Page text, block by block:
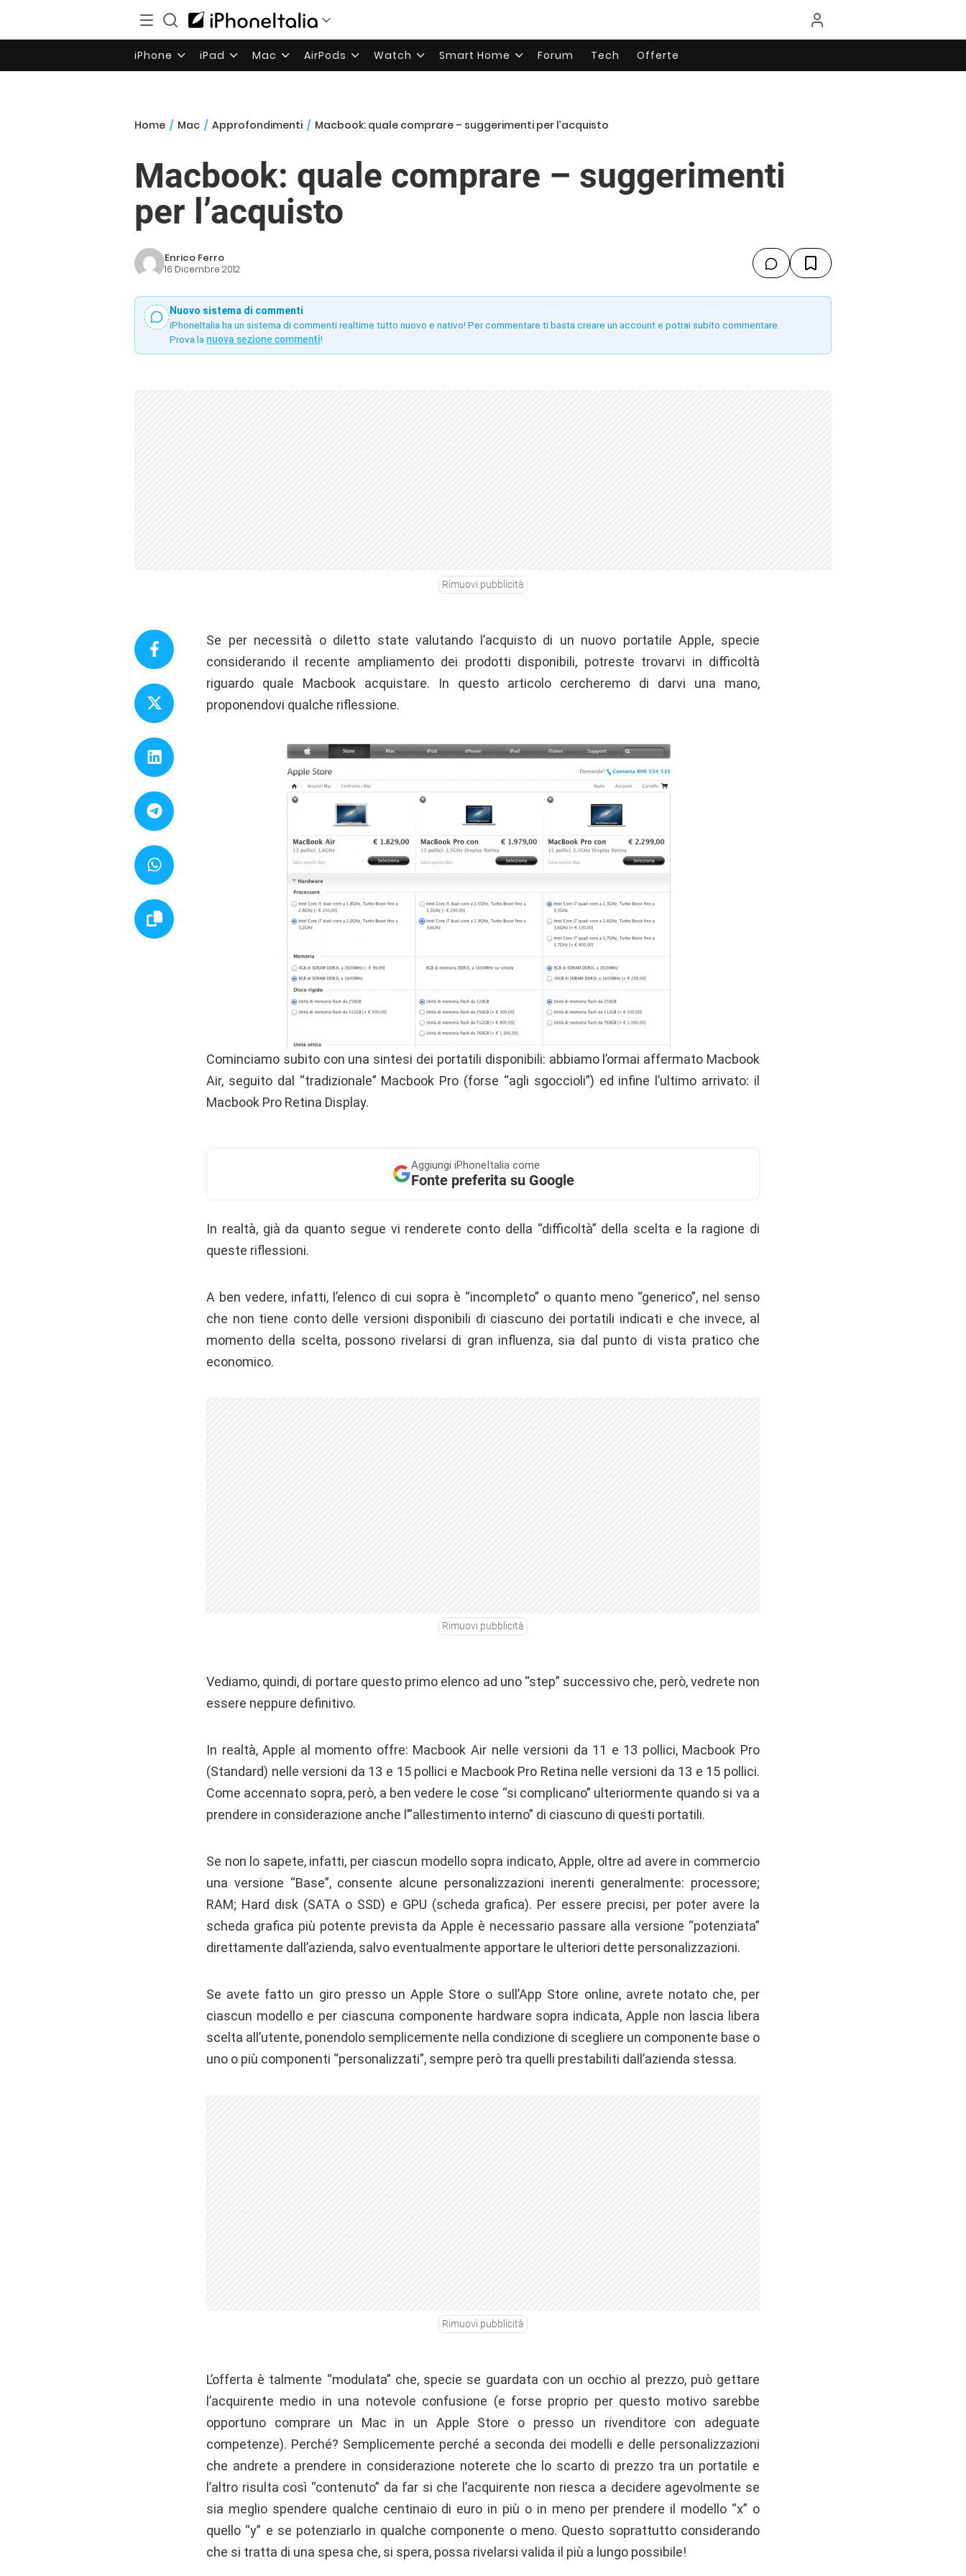
iPhone iPad Mac AirPods Watch Smart Home Forum Tech Offerte
Home / Mac / Approfondimenti / Macbook: quale comprare – suggerimenti per l’acquisto
Macbook: quale comprare – suggerimenti
per l’acquisto
Enrico Ferro
16 Dicembre 2012
Nuovo sistema di commenti
iPhoneItalia ha un sistema di commenti realtime tutto nuovo e nativo! Per commentare ti basta creare un account e potrai subito commentare.
Prova la nuova sezione commenti!
Rimuovi pubblicità
Se per necessità o diletto state valutando l’acquisto di un nuovo portatile Apple, specie
considerando il recente ampliamento dei prodotti disponibili, potreste trovarvi in difficoltà
riguardo quale Macbook acquistare. In questo articolo cercheremo di darvi una mano,
proponendovi qualche riflessione.
Cominciamo subito con una sintesi dei portatili disponibili: abbiamo l’ormai affermato Macbook
Air, seguito dal “tradizionale” Macbook Pro (forse “agli sgoccioli”) ed infine l’ultimo arrivato: il
Macbook Pro Retina Display.
Aggiungi iPhoneItalia come
Fonte preferita su Google
In realtà, già da quanto segue vi renderete conto della “difficoltà” della scelta e la ragione di
queste riflessioni.
A ben vedere, infatti, l’elenco di cui sopra è “incompleto” o quanto meno “generico”, nel senso
che non tiene conto delle versioni disponibili di ciascuno dei portatili indicati e che invece, al
momento della scelta, possono rivelarsi di gran influenza, sia dal punto di vista pratico che
economico.
Rimuovi pubblicità
Vediamo, quindi, di portare questo primo elenco ad uno “step” successivo che, però, vedrete non
essere neppure definitivo.
In realtà, Apple al momento offre: Macbook Air nelle versioni da 11 e 13 pollici, Macbook Pro
(Standard) nelle versioni da 13 e 15 pollici e Macbook Pro Retina nelle versioni da 13 e 15 pollici.
Come accennato sopra, però, a ben vedere le cose “si complicano” ulteriormente quando si va a
prendere in considerazione anche l’”allestimento interno” di ciascuno di questi portatili.
Se non lo sapete, infatti, per ciascun modello sopra indicato, Apple, oltre ad avere in commercio
una versione “Base”, consente alcune personalizzazioni inerenti generalmente: processore;
RAM; Hard disk (SATA o SSD) e GPU (scheda grafica). Per essere precisi, per poter avere la
scheda grafica più potente prevista da Apple è necessario passare alla versione “potenziata”
direttamente dall’azienda, salvo eventualmente apportare le ulteriori dette personalizzazioni.
Se avete fatto un giro presso un Apple Store o sull’App Store online, avrete notato che, per
ciascun modello e per ciascuna componente hardware sopra indicata, Apple non lascia libera
scelta all’utente, ponendolo semplicemente nella condizione di scegliere un componente base o
uno o più componenti “personalizzati”, sempre però tra quelli prestabiliti dall’azienda stessa.
Rimuovi pubblicità
L’offerta è talmente “modulata” che, specie se guardata con un occhio al prezzo, può gettare
l’acquirente medio in una notevole confusione (e forse proprio per questo motivo sarebbe
opportuno comprare un Mac in un Apple Store o presso un rivenditore con adeguate
competenze). Perché? Semplicemente perché a seconda dei modelli e delle personalizzazioni
che andrete a prendere in considerazione noterete che lo scarto di prezzo tra un portatile e
l’altro risulta così “contenuto” da far si che l’acquirente non riesca a decidere agevolmente se
sia meglio spendere qualche centinaio di euro in più o in meno per prendere il modello “x” o
quello “y” e se potenziarlo in qualche componente o meno. Questo soprattutto considerando
che si tratta di una spesa che, si spera, possa rivelarsi valida il più a lungo possibile!